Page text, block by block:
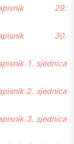
zapisnik 29.
zapisnik 30.
1. sjednica
2. sjednica
3. sjednica